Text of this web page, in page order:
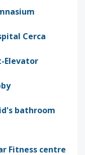
Cerca
Elevator
bathroom
Fitness centre